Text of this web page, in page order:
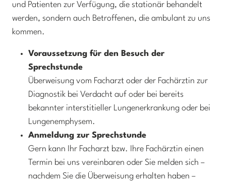
und Patienten zur Verfügung, die stationär behandelt
werden, sondern auch Betroffenen, die ambulant zu uns
kommen.
Voraussetzung für den Besuch der
Sprechstunde
Überweisung vom Facharzt oder der Fachärztin zur
Diagnostik bei Verdacht auf oder bei bereits
bekannter interstitieller Lungenerkrankung oder bei
Lungenemphysem.
Anmeldung zur Sprechstunde
Gern kann Ihr Facharzt bzw. Ihre Fachärztin einen
Termin bei uns vereinbaren oder Sie melden sich –
nachdem Sie die Überweisung erhalten haben –